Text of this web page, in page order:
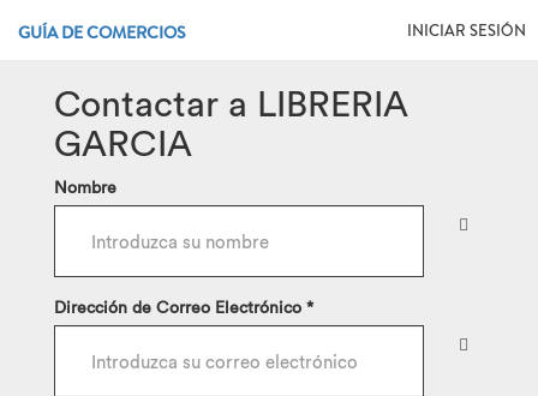
GUÍA DE COMERCIOS INICIAR SESIÓN
Contactar a LIBRERIA
GARCIA
Nombre
Dirección de Correo Electrónico *